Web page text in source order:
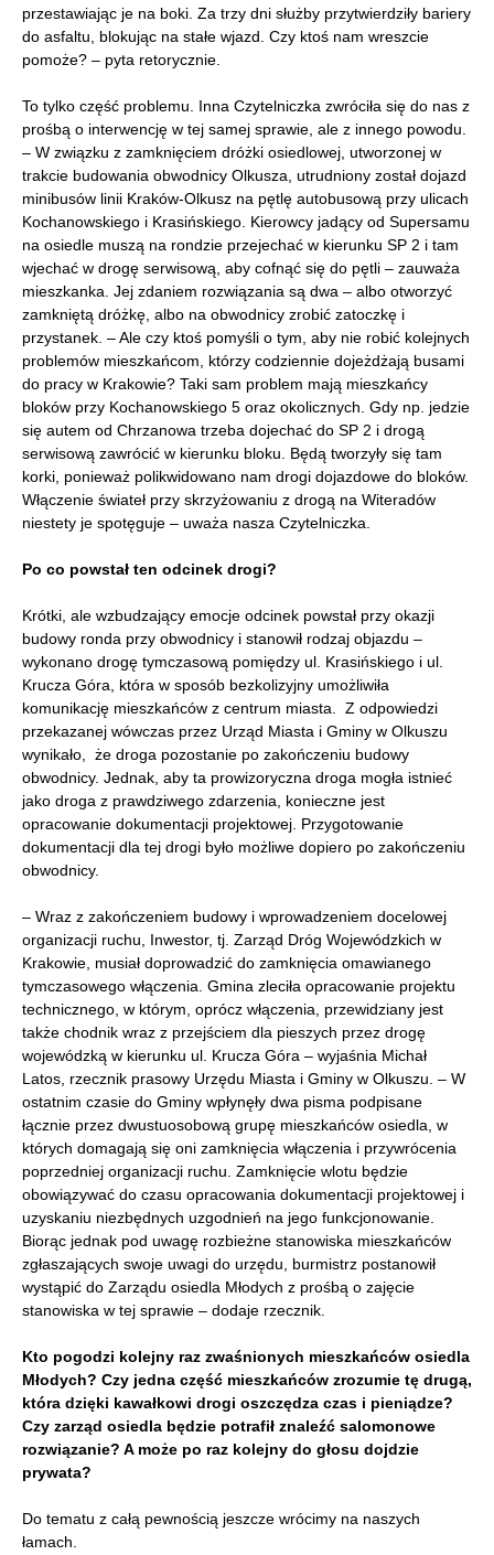
przestawiając je na boki. Za trzy dni służby przytwierdziły bariery
do asfaltu, blokując na stałe wjazd. Czy ktoś nam wreszcie
pomoże? – pyta retorycznie.
To tylko część problemu. Inna Czytelniczka zwróciła się do nas z
prośbą o interwencję w tej samej sprawie, ale z innego powodu.
– W związku z zamknięciem dróżki osiedlowej, utworzonej w
trakcie budowania obwodnicy Olkusza, utrudniony został dojazd
minibusów linii Kraków-Olkusz na pętlę autobusową przy ulicach
Kochanowskiego i Krasińskiego. Kierowcy jadący od Supersamu
na osiedle muszą na rondzie przejechać w kierunku SP 2 i tam
wjechać w drogę serwisową, aby cofnąć się do pętli – zauważa
mieszkanka. Jej zdaniem rozwiązania są dwa – albo otworzyć
zamkniętą dróżkę, albo na obwodnicy zrobić zatoczkę i
przystanek. – Ale czy ktoś pomyśli o tym, aby nie robić kolejnych
problemów mieszkańcom, którzy codziennie dojeżdżają busami
do pracy w Krakowie? Taki sam problem mają mieszkańcy
bloków przy Kochanowskiego 5 oraz okolicznych. Gdy np. jedzie
się autem od Chrzanowa trzeba dojechać do SP 2 i drogą
serwisową zawrócić w kierunku bloku. Będą tworzyły się tam
korki, ponieważ polikwidowano nam drogi dojazdowe do bloków.
Włączenie świateł przy skrzyżowaniu z drogą na Witeradów
niestety je spotęguje – uważa nasza Czytelniczka.
Po co powstał ten odcinek drogi?
Krótki, ale wzbudzający emocje odcinek powstał przy okazji
budowy ronda przy obwodnicy i stanowił rodzaj objazdu –
wykonano drogę tymczasową pomiędzy ul. Krasińskiego i ul.
Krucza Góra, która w sposób bezkolizyjny umożliwiła
komunikację mieszkańców z centrum miasta. Z odpowiedzi
przekazanej wówczas przez Urząd Miasta i Gminy w Olkuszu
wynikało, że droga pozostanie po zakończeniu budowy
obwodnicy. Jednak, aby ta prowizoryczna droga mogła istnieć
jako droga z prawdziwego zdarzenia, konieczne jest
opracowanie dokumentacji projektowej. Przygotowanie
dokumentacji dla tej drogi było możliwe dopiero po zakończeniu
obwodnicy.
– Wraz z zakończeniem budowy i wprowadzeniem docelowej
organizacji ruchu, Inwestor, tj. Zarząd Dróg Wojewódzkich w
Krakowie, musiał doprowadzić do zamknięcia omawianego
tymczasowego włączenia. Gmina zleciła opracowanie projektu
technicznego, w którym, oprócz włączenia, przewidziany jest
także chodnik wraz z przejściem dla pieszych przez drogę
wojewódzką w kierunku ul. Krucza Góra – wyjaśnia Michał
Latos, rzecznik prasowy Urzędu Miasta i Gminy w Olkuszu. – W
ostatnim czasie do Gminy wpłynęły dwa pisma podpisane
łącznie przez dwustuosobową grupę mieszkańców osiedla, w
których domagają się oni zamknięcia włączenia i przywrócenia
poprzedniej organizacji ruchu. Zamknięcie wlotu będzie
obowiązywać do czasu opracowania dokumentacji projektowej i
uzyskaniu niezbędnych uzgodnień na jego funkcjonowanie.
Biorąc jednak pod uwagę rozbieżne stanowiska mieszkańców
zgłaszających swoje uwagi do urzędu, burmistrz postanowił
wystąpić do Zarządu osiedla Młodych z prośbą o zajęcie
stanowiska w tej sprawie – dodaje rzecznik.
Kto pogodzi kolejny raz zwaśnionych mieszkańców osiedla
Młodych? Czy jedna część mieszkańców zrozumie tę drugą,
która dzięki kawałkowi drogi oszczędza czas i pieniądze?
Czy zarząd osiedla będzie potrafił znaleźć salomonowe
rozwiązanie? A może po raz kolejny do głosu dojdzie
prywata?
Do tematu z całą pewnością jeszcze wrócimy na naszych
łamach.